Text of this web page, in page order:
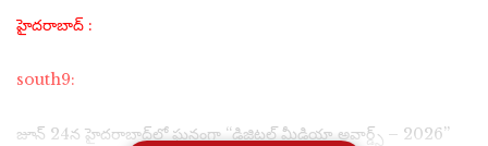
హైదరాబాద్ :
south9:
జూన్ 24న హైదరాబాద్‌లో ఘనంగా “డిజిటల్ మీడియా అవార్డ్స్ – 2026”